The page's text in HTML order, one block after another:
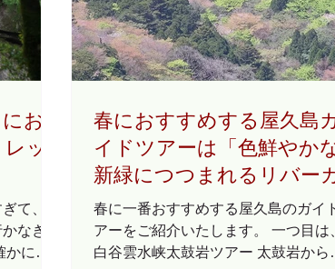
お
ッ
て、
なき
に縄
春におすすめする屋久島ガ
イドツアーは「色鮮やかな
新緑につつまれるリバーカ
ヤックツアー」と「太鼓岩
からのカラフルな新緑とヤ
マザクラの絶景・白谷雲水
春に一番おすすめする屋久島のガイ
アーをご紹介いたします。 一つ目は
白谷雲水峡太鼓岩ツアー 太鼓岩から